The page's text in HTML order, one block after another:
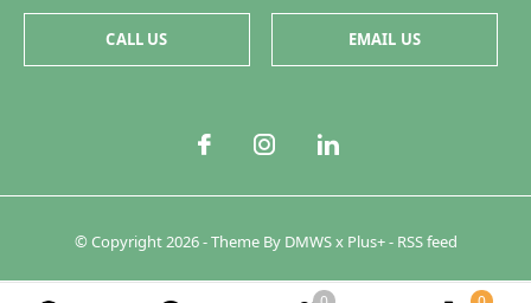
CALL US EMAIL US
© Copyright2026- Theme By DMWSx Plus+- RSS feed